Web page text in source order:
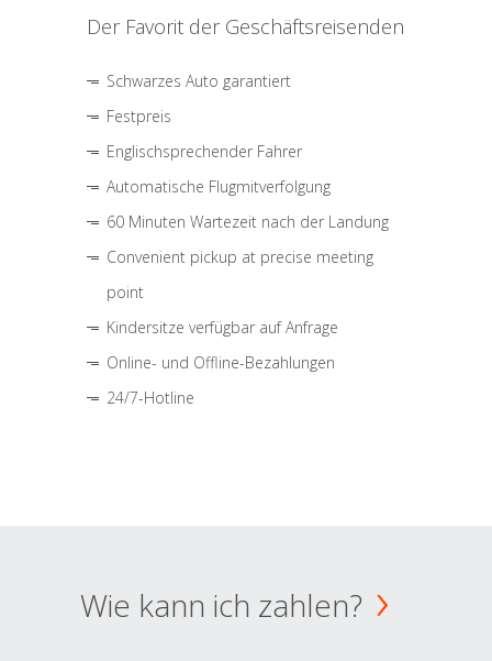
Der Favorit der Geschäftsreisenden
Schwarzes Auto garantiert
Festpreis
Englischsprechender Fahrer
Automatische Flugmitverfolgung
60 Minuten Wartezeit nach der Landung
Convenient pickup at precise meeting
point
Kindersitze verfügbar auf Anfrage
Online- und Offline-Bezahlungen
24/7-Hotline
Wie kann ich zahlen?